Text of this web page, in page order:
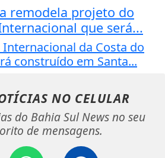
remodela projeto do
que será...
da Costa do
construído em Santa...
NO CELULAR
do Bahia Sul News no seu
de mensagens.